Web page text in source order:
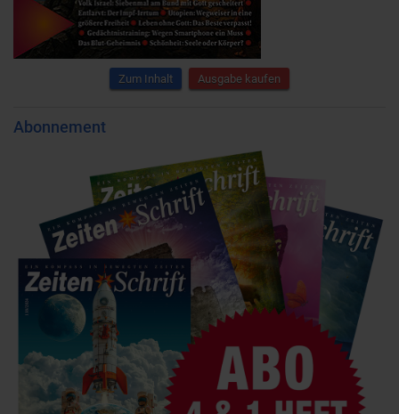
Zum Inhalt Ausgabe kaufen
Abonnement